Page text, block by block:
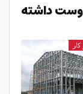
داشته